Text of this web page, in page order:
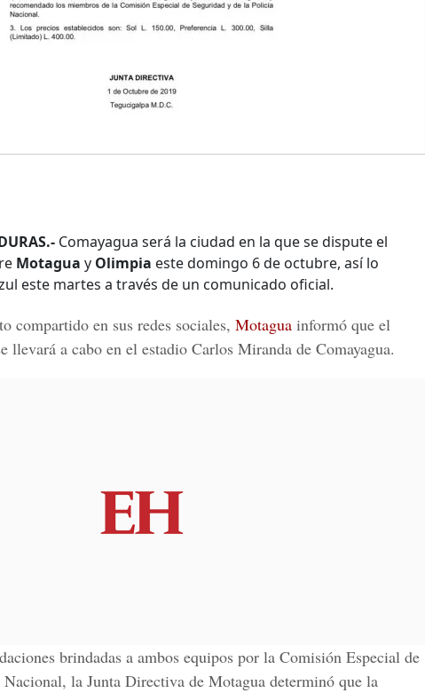
Comayagua será la ciudad en la que se dispute el
Motagua y Olimpia este domingo 6 de octubre, así lo
este martes a través de un comunicado oficial.
compartido en sus redes sociales, Motagua informó que el
llevará a cabo en el estadio Carlos Miranda de Comayagua.
brindadas a ambos equipos por la Comisión Especial de
la Junta Directiva de Motagua determinó que la